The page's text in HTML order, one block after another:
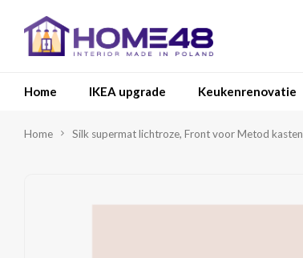
Home IKEA upgrade Keukenrenovatie
Home Silk supermat lichtroze, Front voor Metod kasten